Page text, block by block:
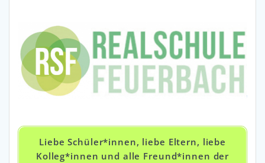
Liebe Schüler*innen, liebe Eltern, liebe
Kolleg*innen und alle Freund*innen der